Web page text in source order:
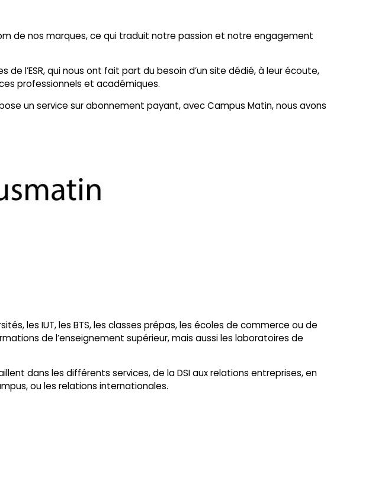
de nos marques, ce qui traduit notre passion et notre engagement
l’ESR, qui nous ont fait part du besoin d’un site dédié, à leur écoute,
professionnels et académiques.
un service sur abonnement payant, avec Campus Matin, nous avons
les IUT, les BTS, les classes prépas, les écoles de commerce ou de
de l’enseignement supérieur, mais aussi les laboratoires de
dans les différents services, de la DSI aux relations entreprises, en
ou les relations internationales.